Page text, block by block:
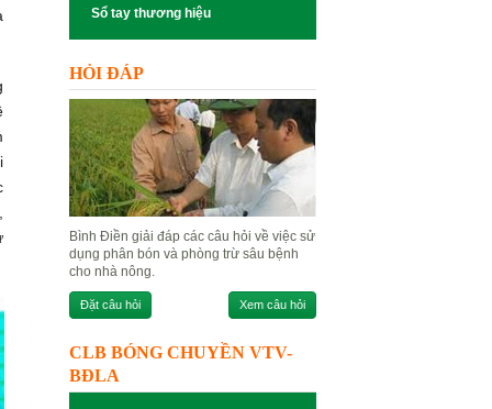
Sổ tay thương hiệu
HỎI ĐÁP
Bình Điền giải đáp các câu hỏi về việc sử
dụng phân bón và phòng trừ sâu bệnh
cho nhà nông.
Đặt câu hỏi Xem câu hỏi
CLB BÓNG CHUYỀN VTV-
BĐLA